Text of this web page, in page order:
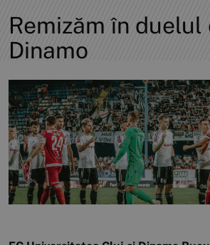
Remizăm în duelul
Dinamo